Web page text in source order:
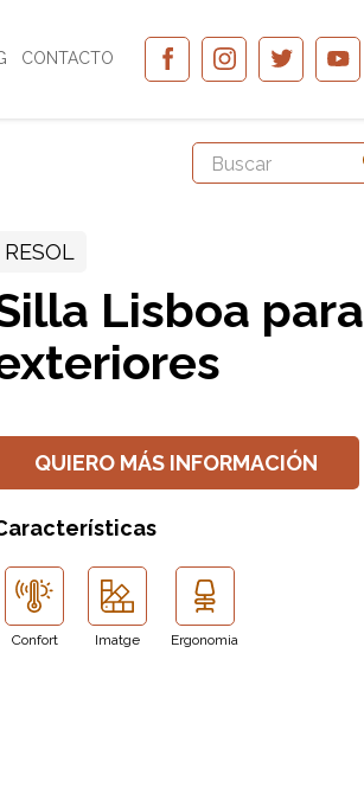
CONTACTO
RESOL
Lisboa para
QUIERO MÁS INFORMACIÓN
Confort Imatge Ergonomia